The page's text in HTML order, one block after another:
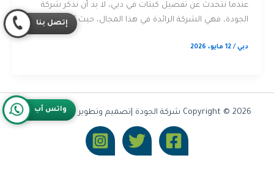
عندما نتحدث عن تفصيل كبتات في دبي، لا بد أن نذكر شركة
الجودة، فهي الشركة الرائدة في هذا المجال، حيث […]
دبي/12 مايو، 2026
Copyright © 2026 شركة الجودة |تصميم وتطوير شركة Olymoo
واتس آب
إتصل بنا